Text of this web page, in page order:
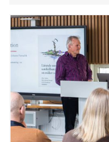
Foundation och ChildX
tekniken rusar framåt,
myndigheter inte hinner